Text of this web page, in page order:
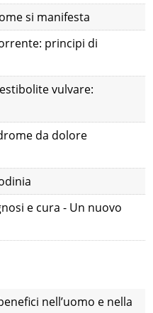
si manifesta
principi di
vulvare:
da dolore
e cura - Un nuovo
nell’uomo e nella